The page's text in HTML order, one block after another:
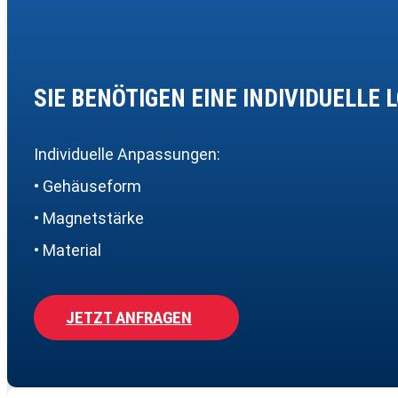
SIE BENÖTIGEN EINE INDIVIDUELLE
Individuelle Anpassungen:
• Gehäuseform
• Magnetstärke
• Material
JETZT ANFRAGEN